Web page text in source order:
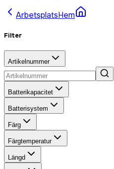
ArbetsplatsHem
Filter
Artikelnummer
Batterikapacitet
Batterisystem
Färg
Färgtemperatur
Längd